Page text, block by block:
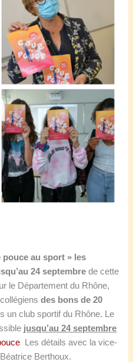
au sport » les
24 septembrede cette
le Département du Rhône,
des bons de 20
un club sportif du Rhône. Le
jusqu’au 24 septembre
Les détails avec la vice-
Berthoux.